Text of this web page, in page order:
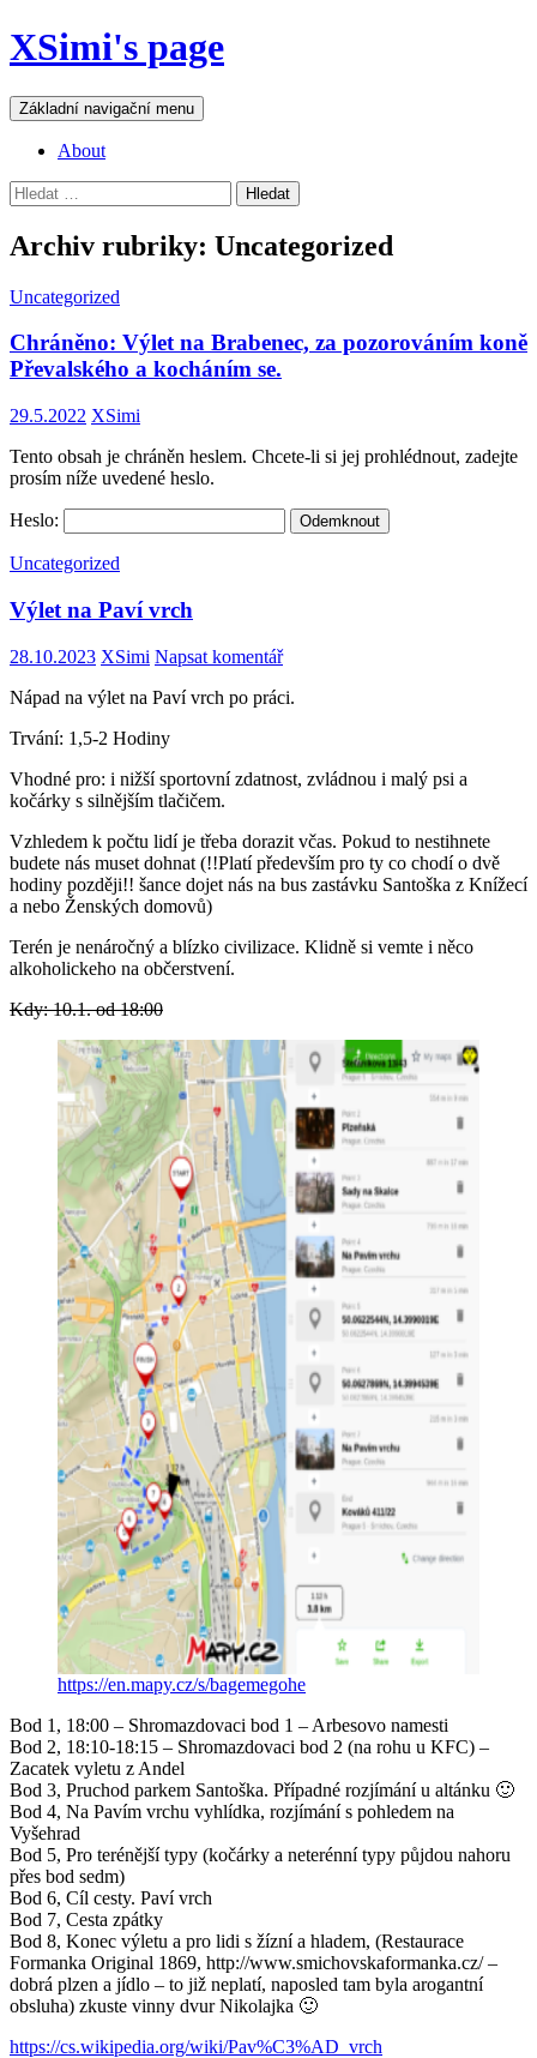
Přejít
k
webu
XSimi's page
Hledat
Základní navigační menu
About
Vyhledávání
Archiv rubriky: Uncategorized
Uncategorized
Chráněno: Výlet na Brabenec, za pozorováním koně
Převalského a kocháním se.
29.5.2022 XSimi
Tento obsah je chráněn heslem. Chcete-li si jej prohlédnout, zadejte
prosím níže uvedené heslo.
Heslo:
Uncategorized
Výlet na Paví vrch
28.10.2023 XSimi Napsat komentář
Nápad na výlet na Paví vrch po práci.
Trvání: 1,5-2 Hodiny
Vhodné pro: i nižší sportovní zdatnost, zvládnou i malý psi a
kočárky s silnějším tlačičem.
Vzhledem k počtu lidí je třeba dorazit včas. Pokud to nestihnete
budete nás muset dohnat (!!Platí především pro ty co chodí o dvě
hodiny později!! šance dojet nás na bus zastávku Santoška z Knížecí
a nebo Ženských domovů)
Terén je nenáročný a blízko civilizace. Klidně si vemte i něco
alkoholickeho na občerstvení.
Kdy: 10.1. od 18:00
https://en.mapy.cz/s/bagemegohe
Bod 1, 18:00 – Shromazdovaci bod 1 – Arbesovo namesti
Bod 2, 18:10-18:15 – Shromazdovaci bod 2 (na rohu u KFC) –
Zacatek vyletu z Andel
Bod 3, Pruchod parkem Santoška. Případné rozjímání u altánku 🙂
Bod 4, Na Pavím vrchu vyhlídka, rozjímání s pohledem na
Vyšehrad
Bod 5, Pro terénější typy (kočárky a neterénní typy půjdou nahoru
přes bod sedm)
Bod 6, Cíl cesty. Paví vrch
Bod 7, Cesta zpátky
Bod 8, Konec výletu a pro lidi s žízní a hladem, (Restaurace
Formanka Original 1869, http://www.smichovskaformanka.cz/ –
dobrá plzen a jídlo – to již neplatí, naposled tam byla arogantní
obsluha) zkuste vinny dvur Nikolajka 🙂
https://cs.wikipedia.org/wiki/Pav%C3%AD_vrch